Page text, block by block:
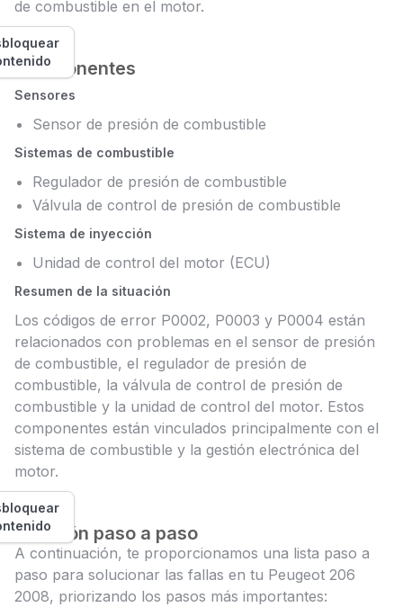
de combustible en el motor.
Componentes
Sensores
Sensor de presión de combustible
Sistemas de combustible
Regulador de presión de combustible
Válvula de control de presión de combustible
Sistema de inyección
Unidad de control del motor (ECU)
Resumen de la situación
Los códigos de error P0002, P0003 y P0004 están
relacionados con problemas en el sensor de presión
de combustible, el regulador de presión de
combustible, la válvula de control de presión de
combustible y la unidad de control del motor. Estos
componentes están vinculados principalmente con el
sistema de combustible y la gestión electrónica del
motor.
Solución paso a paso
A continuación, te proporcionamos una lista paso a
paso para solucionar las fallas en tu Peugeot 206
2008, priorizando los pasos más importantes: